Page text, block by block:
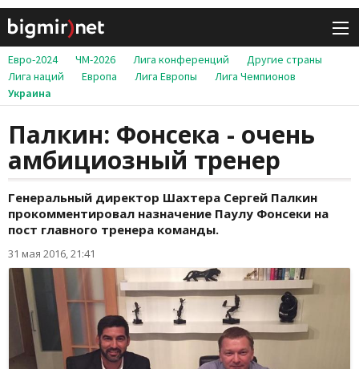
Евро-2024 ЧМ-2026 Лига конференций
Другие страны
Лига наций
Европа Лига Европы
Лига Чемпионов
Украина
Палкин: Фонсека - очень
амбициозный тренер
Генеральный директор Шахтера Сергей Палкин
прокомментировал назначение Паулу Фонсеки на
пост главного тренера команды.
31 мая 2016, 21:41